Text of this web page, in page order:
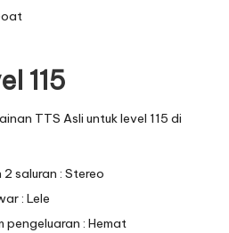
115
TTS Asli untuk level 115 di
saluran : Stereo
: Lele
: Hemat